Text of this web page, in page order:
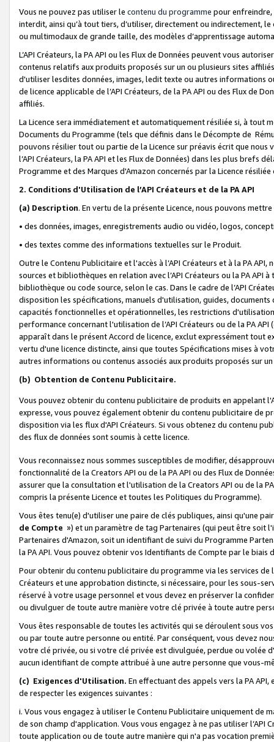
Vous ne pouvez pas utiliser le contenu du programme pour
interdit, ainsi qu’à tout tiers, d’utiliser, directement ou indirectement,
ou multimodaux de grande taille, des modèles d’apprentissage
L’API Créateurs, la PA API ou les Flux de Données peuvent vous
contenus relatifs aux produits proposés sur un ou plusieurs sites
d'utiliser lesdites données, images, ledit texte ou autres informations
de licence applicable de l’API Créateurs, de la PA API ou des Flux de
affiliés.
La Licence sera immédiatement et automatiquement résiliée si, à
Documents du Programme (tels que définis dans le Décompte de
pouvons résilier tout ou partie de la Licence sur préavis écrit que
l’API Créateurs, la PA API et les Flux de Données) dans les plus
Programme et des Marques d'Amazon concernés par la Licence
2. Conditions d'Utilisation de l’API Créateurs et de la PA API
(a) Description. En vertu de la présente Licence, nous pouvons
• des données, images, enregistrements audio ou vidéo, logos,
• des textes comme des informations textuelles sur le Produit.
Outre le Contenu Publicitaire et l'accès à l’API Créateurs et à la PA
sources et bibliothèques en relation avec l’API Créateurs ou la PA
bibliothèque ou code source, selon le cas. Dans le cadre de l’API
disposition les spécifications, manuels d'utilisation, guides,
capacités fonctionnelles et opérationnelles, les restrictions
performance concernant l'utilisation de l’API Créateurs ou de la PA
apparaît dans le présent Accord de licence, exclut expressément tout
vertu d'une licence distincte, ainsi que toutes Spécifications mises à
autres informations ou contenus associés aux produits proposés sur
(b) Obtention de Contenu Publicitaire.
Vous pouvez obtenir du contenu publicitaire de produits en appelant
expresse, vous pouvez également obtenir du contenu publicitaire de
disposition via les flux d'API Créateurs. Si vous obtenez du contenu
des flux de données sont soumis à cette licence.
Vous reconnaissez nous sommes susceptibles de modifier,
fonctionnalité de la Creators API ou de la PA API ou des Flux de
assurer que la consultation et l'utilisation de la Creators API ou de la
compris la présente Licence et toutes les Politiques du Programme).
Vous êtes tenu(e) d'utiliser une paire de clés publiques, ainsi qu'une
de Compte ») et un paramètre de tag Partenaires (qui peut être soit
Partenaires d'Amazon, soit un identifiant de suivi du Programme
la PA API. Vous pouvez obtenir vos Identifiants de Compte par le biais
Pour obtenir du contenu publicitaire du programme via les services
Créateurs et une approbation distincte, si nécessaire, pour les sous-
réservé à votre usage personnel et vous devez en préserver la
ou divulguer de toute autre manière votre clé privée à toute autre
Vous êtes responsable de toutes les activités qui se déroulent sous
ou par toute autre personne ou entité. Par conséquent, vous devez
votre clé privée, ou si votre clé privée est divulguée, perdue ou volée
aucun identifiant de compte attribué à une autre personne que vous-
(c) Exigences d'Utilisation. En effectuant des appels vers la PA
de respecter les exigences suivantes :
i. Vous vous engagez à utiliser le Contenu Publicitaire uniquement de
de son champ d'application. Vous vous engagez à ne pas utiliser l’API
toute application ou de toute autre manière qui n'a pas vocation